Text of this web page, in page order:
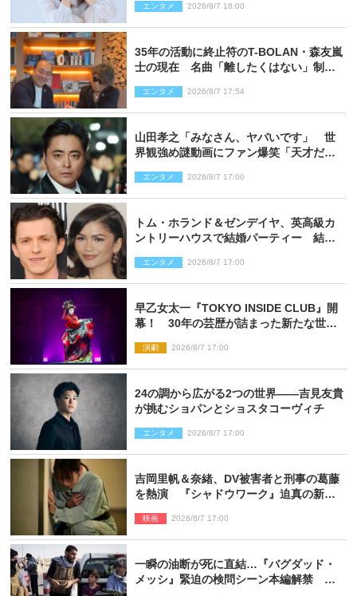
エンタメ 2026/8/7 18:00
35年の活動に終止符のT-BOLAN・森友嵐
士の現在 名曲「離したくはない」制作
エンタメ 2026/8/7 17:54
山田孝之「みなさん、ヤバいです」 世
界観強め謎動画にファン爆笑「天才だ
エンタメ 2026/8/7 17:00
トム・ホランド＆ゼンデイヤ、英高級カ
ントリーハウスで結婚パーティー 結婚
エンタメ 2026/8/7 17:00
早乙女太一『TOKYO INSIDE CLUB』開
幕！ 30年の芸歴が詰まった新たな世界
演劇 2026/8/7 17:00
24の調から広がる2つの世界――吉見友貴
が挑むショパンとショスタコーヴィチ
エンタメ 2026/8/7 17:00
吉岡里帆＆奈緒、DV被害者と刑事の葛藤
を熱演 『シャドウワーク』迫真の新場
映画 2026/8/7 17:00
一瞬の油断が死に直結…『バグダッド・
メッシ』緊迫の検問シーン本編解禁 監